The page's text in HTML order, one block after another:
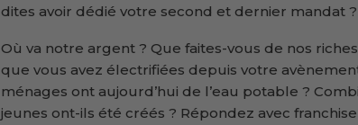
dites avoir dédié votre second et dernier mandat ?
Où va notre argent ? Que faites-vous de nos
que vous avez électrifiées depuis votre
ménages ont aujourd’hui de l’eau potable ?
jeunes ont-ils été créés ? Répondez avec